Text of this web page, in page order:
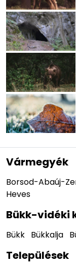
Vármegyék
Borsod-Abaúj-
Heves
Bükk-vidéki
Bükk Bükkalja
Települések